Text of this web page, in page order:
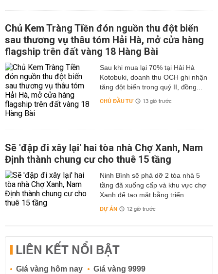
Chủ Kem Tràng Tiền đón nguồn thu đột biến
sau thương vụ thâu tóm Hải Hà, mở cửa hàng
flagship trên đất vàng 18 Hàng Bài
Sau khi mua lại 70% tại Hải Hà
Kotobuki, doanh thu OCH ghi nhận
tăng đột biến trong quý II, đồng...
CHỦ ĐẦU TƯ 13 giờ trước
Sẽ 'đập đi xây lại' hai tòa nhà Chợ Xanh, Nam
Định thành chung cư cho thuê 15 tầng
Ninh Bình sẽ phá dỡ 2 tòa nhà 5
tầng đã xuống cấp và khu vực chợ
Xanh để tạo mặt bằng triển...
DỰ ÁN 12 giờ trước
LIÊN KẾT NỔI BẬT
Giá vàng hôm nay
Giá vàng 9999